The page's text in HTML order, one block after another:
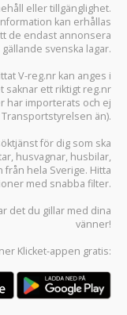
eller tillgänglighet.
kan erhållas
de endast annonsera
svenska lagar.
V-reg.nr kan anges i
saknar ett riktigt reg.nr
har importerats och ej
än).
för dig som ska
, husvagnar, husbilar,
hela Sverige. Hitta
med snabba filter.
det du gillar med dina
vänner!
Klicket-appen gratis: